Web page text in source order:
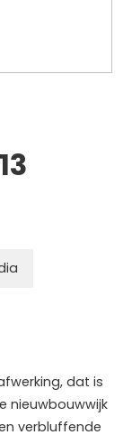
13
dat is
nieuwbouwwijk
verbluffende